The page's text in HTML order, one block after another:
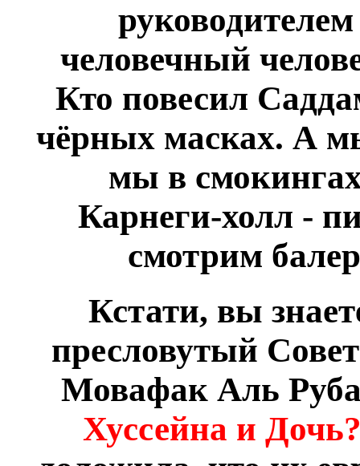
человечный
Кто повесил
чёрных масках. А
мы в
Карнеги-холл -
смотрим
Кстати, вы
пресловутый
Мовафак Аль
Хуссейна и